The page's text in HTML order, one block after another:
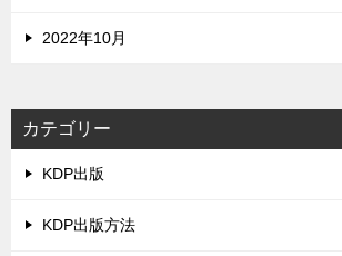
2022年10月
カテゴリー
KDP出版
KDP出版方法